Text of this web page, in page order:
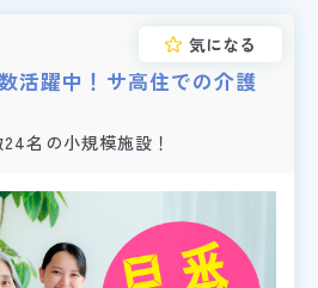
活躍中！サ高住での介護
名の小規模施設！
気になる